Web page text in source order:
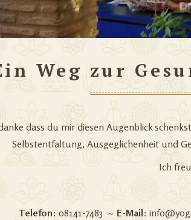
Weg zur
dass du mir diesen Augenblick
Selbstentfaltung, Ausgeglichenheit und
Ich
Telefon: 08141-7483 ~ E-Mail: